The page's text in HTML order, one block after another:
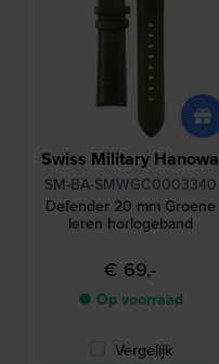
Swiss Military Hanowa
SM-BA-SMWGC0003340
Defender 20 mm Groene
leren horlogeband
€ 69,-
● Op voorraad
Vergelijk